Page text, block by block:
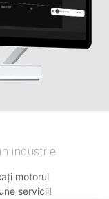
industrie
motorul
servicii!